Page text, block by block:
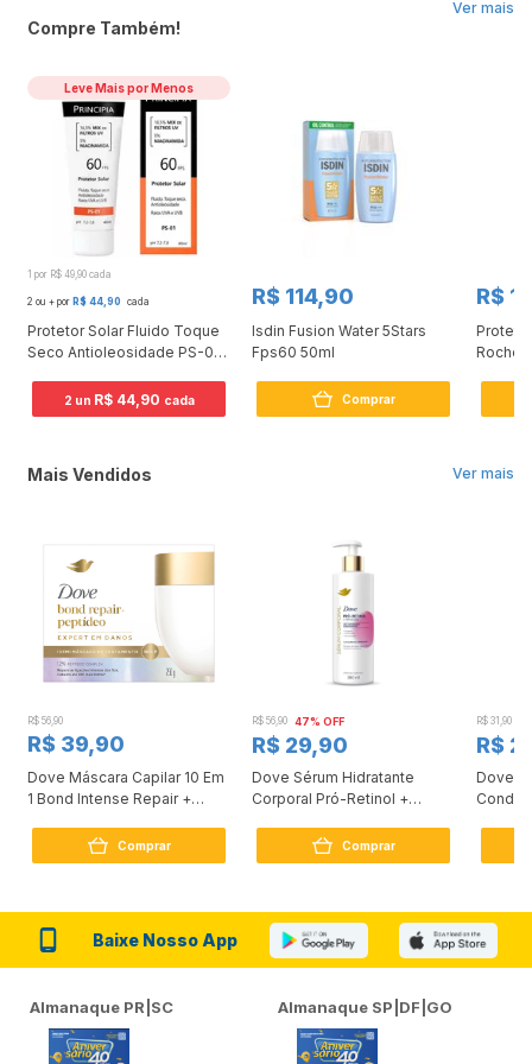
Ver mais
Compre Também!
Leve Mais por Menos
1 por R$ 49,90 cada
2 ou + por R$ 44,90 cada
Protetor Solar Fluido Toque
Seco Antioleosidade PS-01
2 un R$ 44,90 cada
R$ 114,90
Isdin Fusion Water 5Stars
Fps60 50ml
Comprar
R$
Roche
Ver mais
Mais Vendidos
R$ 56,90
R$ 39,90
Dove Máscara Capilar 10 Em
1 Bond Intense Repair +
Comprar
R$ 56,90 47% OFF
R$ 29,90
Dove Sérum Hidratante
Corporal Pró-Retinol +
Comprar
R$ 31,90
R$
Dove
Baixe Nosso App
Almanaque PR|SC Almanaque SP|DF|GO